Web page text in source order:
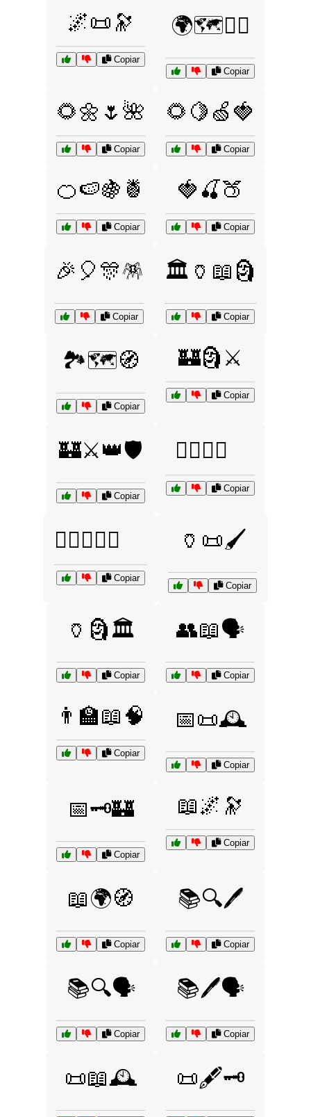
🌌📜🔭
Copiar
🌍🗺️🚶‍♂️
Copiar
🌻🌼🌷🌺
Copiar
🌻🍋🍏🍓
Copiar
🍊🍉🍇🍍
Copiar
🍓🍒🍑
Copiar
🎉🎈🎊🪅
Copiar
🏛️🏺📖🗿
Copiar
🏞️🗺️🧭
Copiar
🏰🗿⚔️
Copiar
🏰⚔️👑🛡️
Copiar
🏳️‍🌈🌈💖
Copiar
🏳️‍🌈🧡💚💙
Copiar
🏺📜🖌️
Copiar
🏺🗿🏛️
Copiar
👥📖🗣️
Copiar
👨‍🏫📖🧠
Copiar
📅📜🕰️
Copiar
📅🗝️🏰
Copiar
📖🌌🔭
Copiar
📖🌍🧭
Copiar
📚🔍🖊️
Copiar
📚🔍🗣️
Copiar
📚🖊️🗣️
Copiar
📜📖🕰️ 📜🖋️🗝️